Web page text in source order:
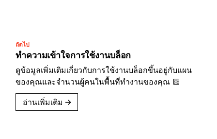
ถัดไป
ทำความเข้าใจการใช้งานบล็อก
ดูข้อมูลเพิ่มเติมเกี่ยวกับการใช้งานบล็อกขึ้นอยู่กับแผน
ของคุณและจำนวนผู้คนในพื้นที่ทำงานของคุณ 🟨
อ่านเพิ่มเติม →